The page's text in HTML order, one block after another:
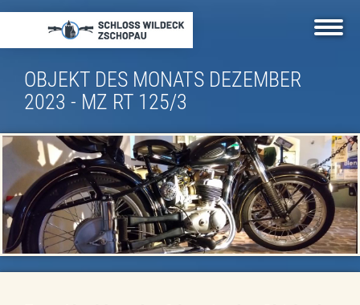
Direkt
Inhalt
OBJEKT DES MONATS DEZEMBER
2023 - MZ RT 125/3